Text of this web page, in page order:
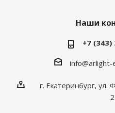
Наши
+7 (343)
г. Екатеринбург, ул.